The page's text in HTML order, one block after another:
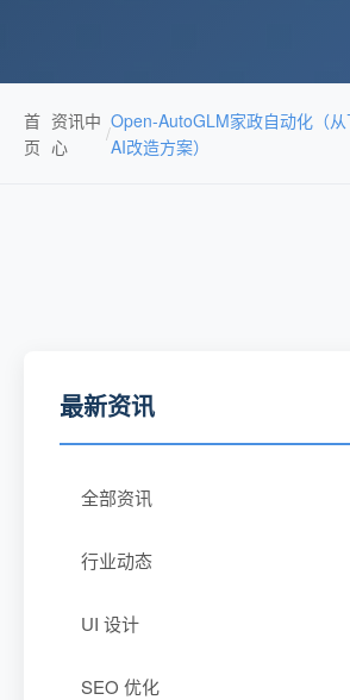
首
页
资讯中
心
/
Open-AutoGLM家政自动化（
AI改造方案）
最新资讯
全部资讯
行业动态
UI 设计
SEO 优化